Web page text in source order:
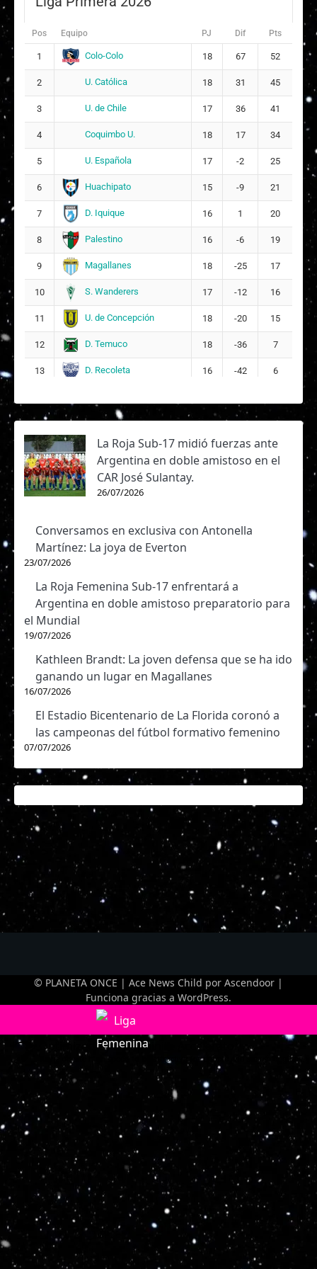
12
14
20 Isidora Victoria Olave Araneda 7
22 Nicole Alejandra Carter Galloso
23
Claudia Francisca Salfate Araya
11
Pos Equipo PJ Dif Pts
1 Colo-Colo 18 67 52
2 U. Católica 18 31 45
3 U. de Chile 17 36 41
4 Coquimbo U. 18 17 34
5 U. Española 17 -2 25
6 Huachipato 15 -9 21
7 D. Iquique 16 1 20
8 Palestino 16 -6 19
9 Magallanes 18 -25 17
10 S. Wanderers 17 -12 16
11 U. de Concepción 18 -20 15
12 D. Temuco 18 -36 7
13 D. Recoleta 16 -42 6
La Roja Sub-17 midió fuerzas ante
Argentina en doble amistoso en el
CAR José Sulantay.
26/07/2026
Conversamos en exclusiva con Antonella
Martínez: La joya de Everton
23/07/2026
La Roja Femenina Sub-17 enfrentará a
Argentina en doble amistoso preparatorio para
el Mundial
19/07/2026
Kathleen Brandt: La joven defensa que se ha ido
ganando un lugar en Magallanes
16/07/2026
El Estadio Bicentenario de La Florida coronó a
las campeonas del fútbol formativo femenino
07/07/2026
© PLANETA ONCE | Ace News Child por Ascendoor |
Funciona gracias a WordPress.
Optimized by Seraphinite Accelerator
Turns on site high speed to be attractive for people and search engines.